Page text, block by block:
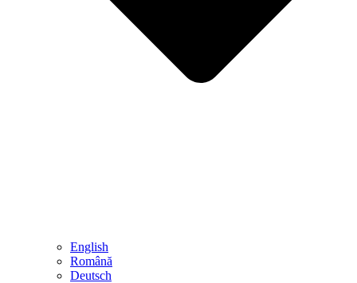
English
Română
Deutsch